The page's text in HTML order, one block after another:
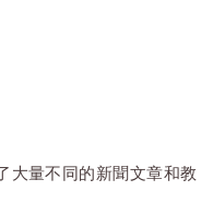
大量不同的新聞文章和教